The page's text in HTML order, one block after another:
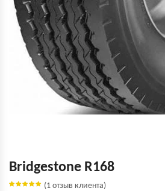
Bridgestone R168
(1 отзыв клиента)